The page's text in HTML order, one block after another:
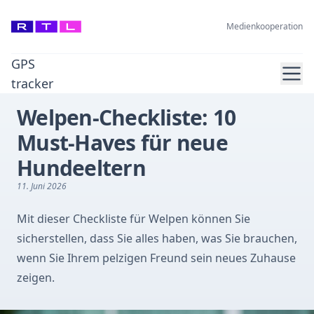
Medienkooperation
GPS
tracker
Welpen-Checkliste: 10
Must-Haves für neue
Hundeeltern
11. Juni 2026
Mit dieser Checkliste für Welpen können Sie
sicherstellen, dass Sie alles haben, was Sie brauchen,
wenn Sie Ihrem pelzigen Freund sein neues Zuhause
zeigen.